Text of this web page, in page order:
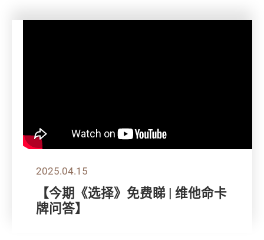
2025.04.15
【今期《选择》免费睇 | 维他命卡
牌问答】